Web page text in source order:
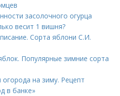
засолочного огурца
весит 1 вишня?
Сорта яблони С.И.
Популярные зимние сорта
на зиму. Рецепт
в банке»